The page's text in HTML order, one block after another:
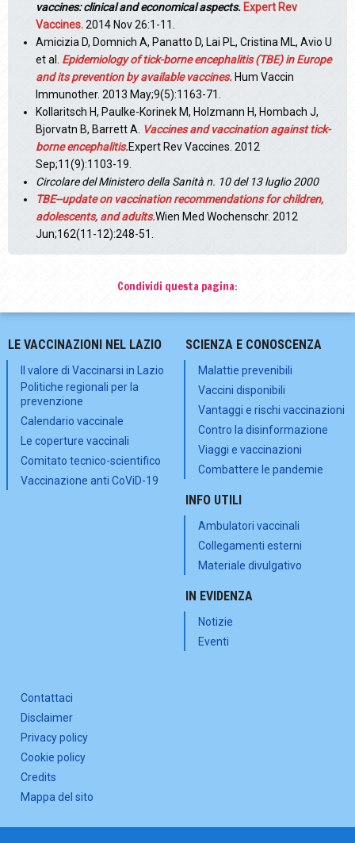
vaccines: clinical and economical aspects. Expert Rev
Vaccines.2014 Nov 26:1-11.
Amicizia D, Domnich A, Panatto D, Lai PL, Cristina ML, Avio U
et al. Epidemiology of tick-borne encephalitis (TBE) in Europe
and its prevention by available vaccines. Hum Vaccin
Immunother. 2013 May;9(5):1163-71.
Kollaritsch H, Paulke-Korinek M, Holzmann H, Hombach J,
Bjorvatn B, Barrett A. Vaccines and vaccination against tick-
borne encephalitis.Expert Rev Vaccines. 2012
Sep;11(9):1103-19.
Circolare delMinistero della Sanità n. 10 del 13 luglio 2000
TBE--update on vaccination recommendations for children,
adolescents, and adults.Wien Med Wochenschr. 2012
Jun;162(11-12):248-51.
Condividi questa pagina:
LE VACCINAZIONI NEL LAZIO
Il valore di Vaccinarsi in Lazio
Politiche regionali per la
prevenzione
Calendario vaccinale
Le coperture vaccinali
Comitato tecnico-scientifico
Vaccinazione anti CoViD-19
SCIENZA E CONOSCENZA
Malattie prevenibili
Vaccini disponibili
Vantaggi e rischi vaccinazioni
Contro la disinformazione
Viaggi e vaccinazioni
Combattere le pandemie
INFO UTILI
Ambulatori vaccinali
Collegamenti esterni
Materiale divulgativo
IN EVIDENZA
Notizie
Eventi
Contattaci
Disclaimer
Privacy policy
Cookie policy
Credits
Mappa del sito